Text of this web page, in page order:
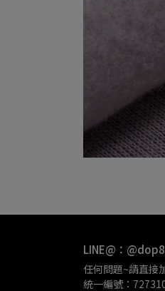
LINE@：
任何問題~請直接
統一編號：